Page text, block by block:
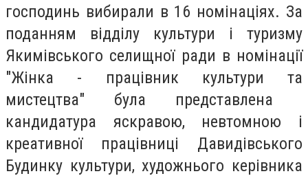
господинь вибирали в 16 номінаціях. За
поданням відділу культури і туризму
Якимівського селищної ради в номінації
"Жінка - працівник культури та
мистецтва" була представлена ​​
кандидатура яскравою, невтомною і
креативної працівниці Давидівського
Будинку культури, художнього керівника